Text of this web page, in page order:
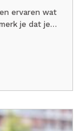
ervaren wat
je dat je…